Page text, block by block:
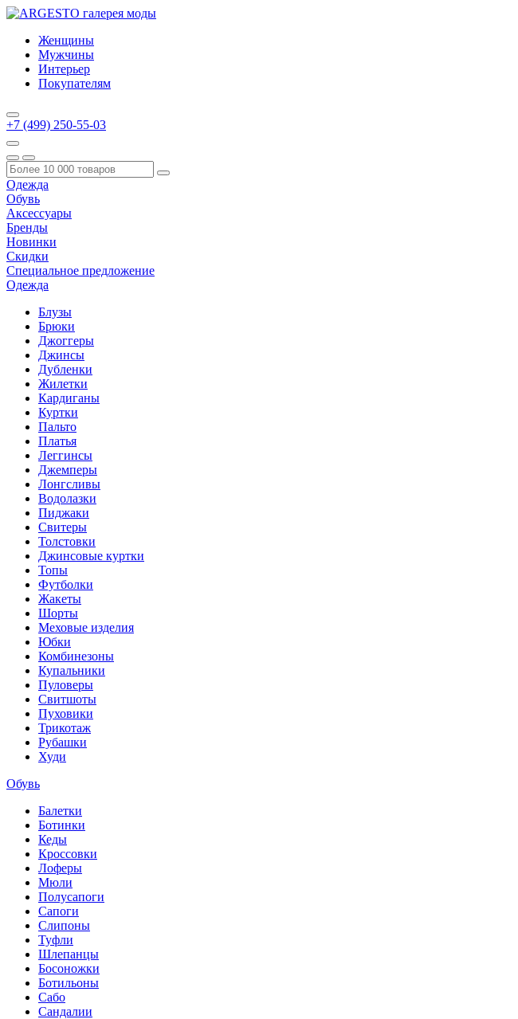
Женщины
Мужчины
Интерьер
Покупателям
+7 (499) 250-55-03
Одежда
Обувь
Аксессуары
Бренды
Новинки
Скидки
Специальное предложение
Одежда
Блузы
Брюки
Джоггеры
Джинсы
Дубленки
Жилетки
Кардиганы
Куртки
Пальто
Платья
Леггинсы
Джемперы
Лонгсливы
Водолазки
Пиджаки
Свитеры
Толстовки
Джинсовые куртки
Топы
Футболки
Жакеты
Шорты
Меховые изделия
Юбки
Комбинезоны
Купальники
Пуловеры
Свитшоты
Пуховики
Трикотаж
Рубашки
Худи
Обувь
Балетки
Ботинки
Кеды
Кроссовки
Лоферы
Мюли
Полусапоги
Сапоги
Слипоны
Туфли
Шлепанцы
Босоножки
Ботильоны
Сабо
Сандалии